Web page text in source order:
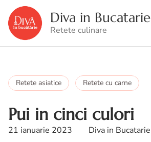
Diva in Bucatarie
Retete culinare
Retete asiatice Retete cu carne
Pui in cinci culori
21 ianuarie 2023 Diva in Bucatarie